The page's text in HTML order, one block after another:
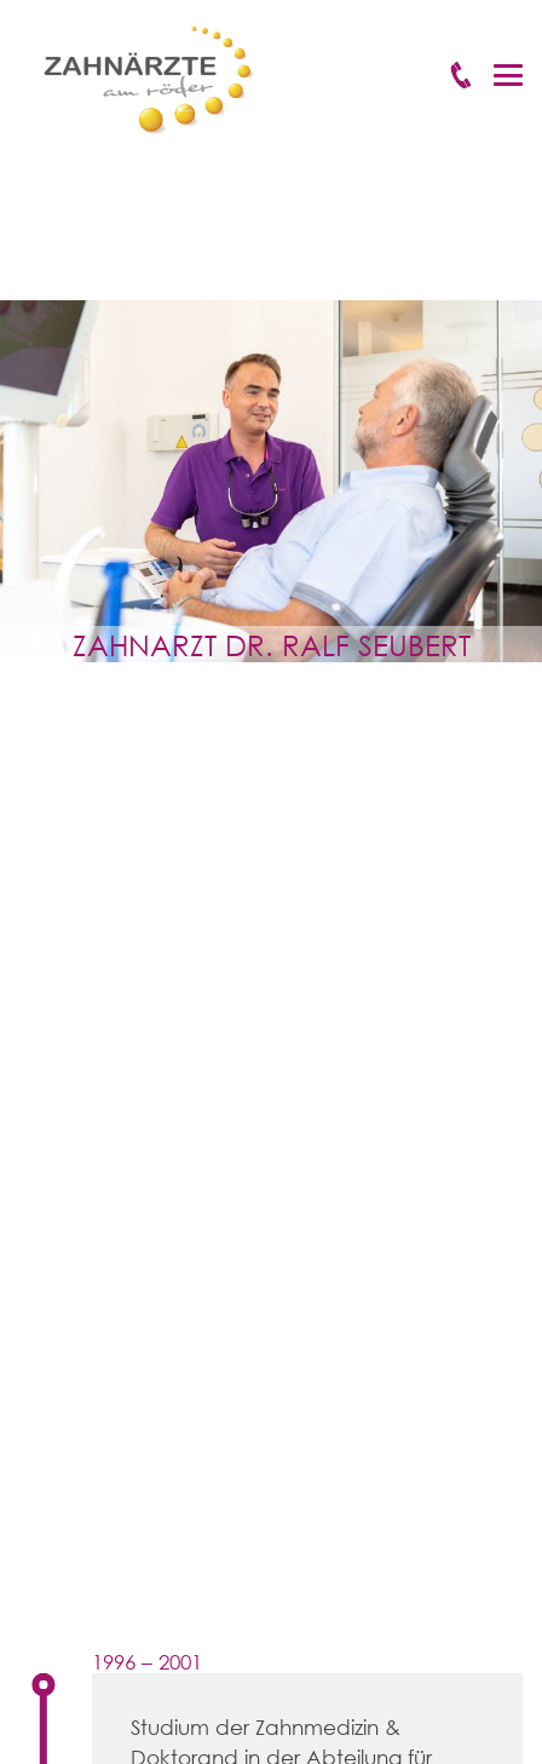
ZAHNARZT DR. RALF SEUBERT
1996 – 2001
Studium der Zahnmedizin &
Doktorand in der Abteilung für